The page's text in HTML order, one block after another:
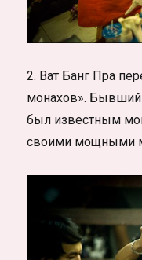
2. Ват Банг Пра
монахов». Бывший
был известным
своими мощными